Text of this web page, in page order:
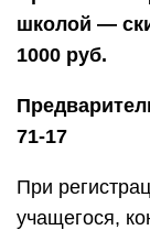
школой —
1000 руб.
71-17
При
учащегося,